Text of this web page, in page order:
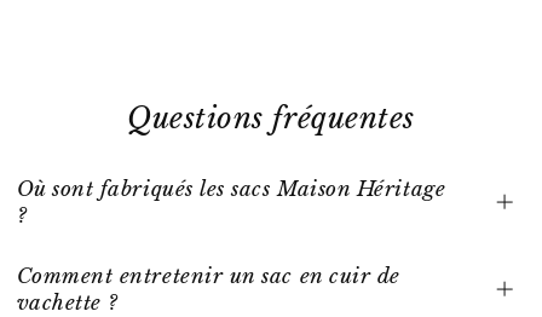
Questions fréquentes
Où sont fabriqués les sacs Maison Héritage
?
Comment entretenir un sac en cuir de
vachette ?